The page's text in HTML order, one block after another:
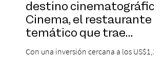
destino cinematográfico:
Cinema, el restaurante
temático que trae
Hollywood a Chile
Con una inversión cercana a los US$1,3